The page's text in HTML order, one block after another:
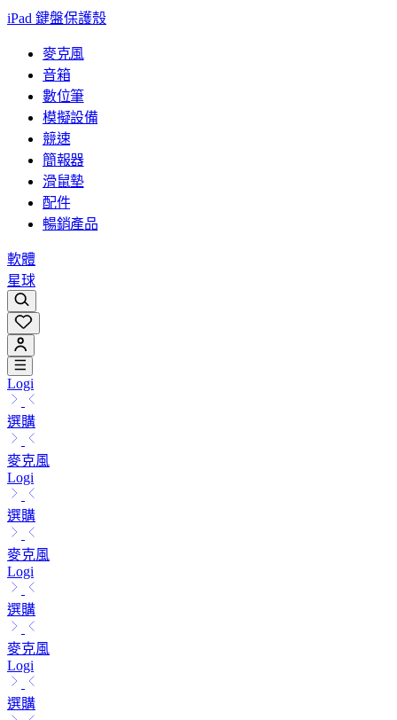
iPad 鍵盤保護殼
麥克風
音箱
數位筆
模擬設備
競速
簡報器
滑鼠墊
配件
暢銷產品
軟體
星球
Logi
選購
麥克風
Logi
選購
麥克風
Logi
選購
麥克風
Logi
選購